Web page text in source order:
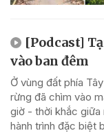
[Podcast]
vào ban đêm
Ở vùng đất phía
rừng đã chìm vào
giờ - thời khắc
hành trình đặc biệt